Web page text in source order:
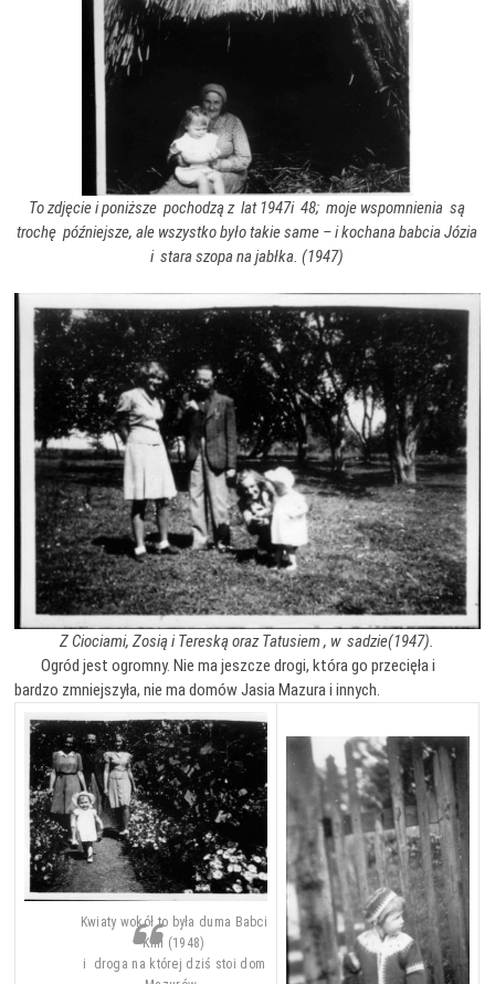
To zdjęcie i poniższe pochodzą z lat 1947i 48; moje wspomnienia są
trochę późniejsze, ale wszystko było takie same – i kochana babcia Józia
i stara szopa na jabłka. (1947)
Z Ciociami, Zosią i Tereską oraz Tatusiem , w sadzie(1947).
Ogród jest ogromny. Nie ma jeszcze drogi, która go przecięła i
bardzo zmniejszyła, nie ma domów Jasia Mazura i innych.
Kwiaty wokół to była duma Babci
Kini (1948)
i droga na której dziś stoi dom